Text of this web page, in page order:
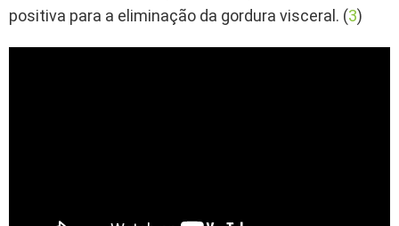
positiva para a eliminação da gordura visceral. (3)